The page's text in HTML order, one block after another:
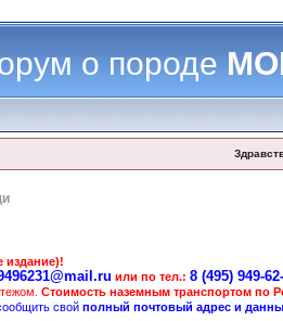
о породе
или по тел.:8 (495) 949-
Стоимость наземным транспортом по
свойполный почтовый адрес и